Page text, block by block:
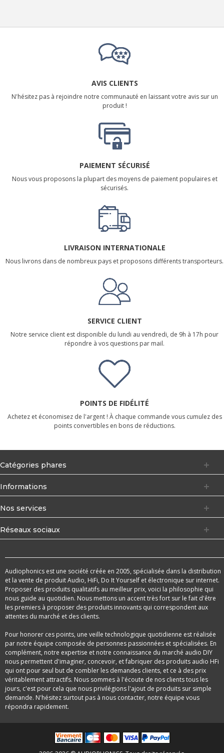
AVIS CLIENTS
N'hésitez pas à rejoindre notre communauté en laissant votre avis sur un
produit !
PAIEMENT SÉCURISÉ
Nous vous proposons la plupart des moyens de paiement populaires et
sécurisés.
LIVRAISON INTERNATIONALE
Nous livrons dans de nombreux pays et proposons différents transporteurs.
SERVICE CLIENT
Notre service client est disponible du lundi au vendredi, de 9h à 17h pour
répondre à vos questions par mail.
POINTS DE FIDÉLITÉ
Achetez et économisez de l'argent ! À chaque commande vous cumulez des
points convertibles en bons de réductions.
Catégories phares
Informations
Nos services
Réseaux sociaux
Audiophonics est une société créée en 2005, spécialisée dans la distribution
et la vente de produit Audio, HiFi, Do It Yourself et électronique sur internet.
Proposer des produits qualitatifs au meilleur prix, voici la philosophie qui
nous guide au quotidien. Nous mettons un accent très fort sur le fait d'être
les premiers à proposer des produits innovants qui correspondent aux
attentes du marché et des clients.
Pour honorer ces points, une veille technologique quotidienne est réalisée
par notre équipe composée de personnes passionnées et spécialisées. En
complément, notre expertise et notre connaissance du marché audio DIY
nous permettent d'imaginer, concevoir, et fabriquer des produits audio HFi
qui ont pour seul but de combler les demandes clients, et ce à des prix
véritablement attractifs. Nous sommes à l'écoute de nos clients tous les
jours, c'est pour cela que nous privilégions l'ajout de produits sur simple
demande. N'hésitez surtout pas à nous contacter, notre équipe vous
répondra rapidement.